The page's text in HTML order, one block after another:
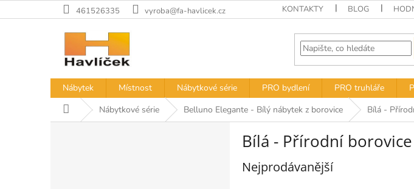
na
461526335 vyroba@fa-havlicek.cz KONTAKTY BLOG
Nábytek Místnost Nábytkové série PRO bydlení PRO truhláře
Domů Nábytkové série Belluno Elegante - Bílý nábytek z borovice Bílá -
Bílá - Přírodní borovice
Nejprodávanější